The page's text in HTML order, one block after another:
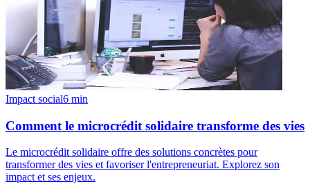
Impact social6 min
Comment le microcrédit solidaire transforme des vies
Le microcrédit solidaire offre des solutions concrètes pour
transformer des vies et favoriser l'entrepreneuriat. Explorez son
impact et ses enjeux.